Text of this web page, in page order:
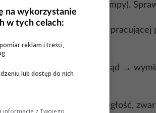
przy pierścieniu pompy).
do nadwozia – przy
pracy lub nadmierny prąd →
cewką przekaźnika (ciągłość,
na wykorzystanie
w tych celach:
reklam i treści,
lub dostęp do nich
informacje z Twojego